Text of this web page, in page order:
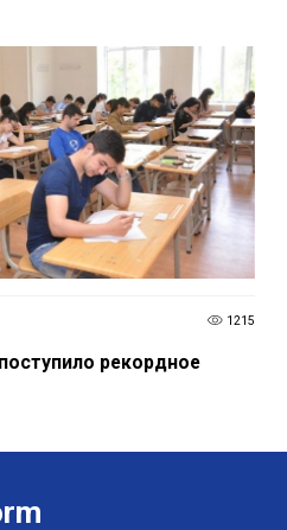
1215
рекордное